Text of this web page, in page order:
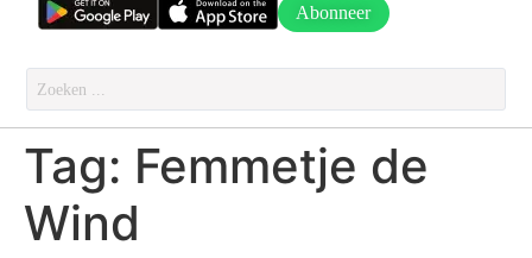
Abonneer
Tag: Femmetje de
Wind